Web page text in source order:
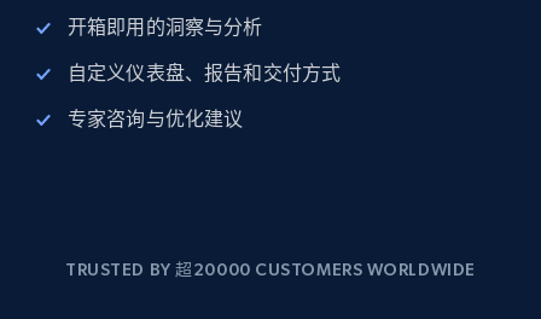
开箱即用的洞察与分析
自定义仪表盘、报告和交付方式
专家咨询与优化建议
TRUSTED BY 超20000 CUSTOMERS WORLDWIDE